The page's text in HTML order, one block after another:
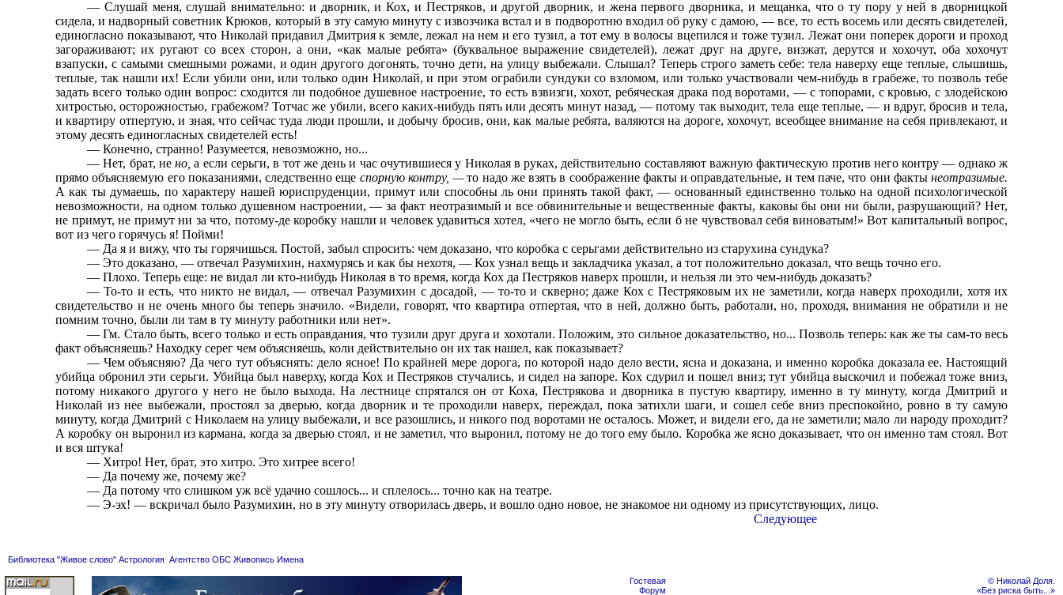
— Слушай меня, слушай внимательно: и дворник, и Кох, и Пестряков, и другой дворник, и жена первого дворника, и мещанка, что о ту пору у ней в дворницкой
сидела, и надворный советник Крюков, который в эту самую минуту с извозчика встал и в подворотню входил об руку с дамою, — все, то есть восемь или десять свидетелей,
единогласно показывают, что Николай придавил Дмитрия к земле, лежал на нем и его тузил, а тот ему в волосы вцепился и тоже тузил. Лежат они поперек дороги и проход
загораживают; их ругают со всех сторон, а они, «как малые ребята» (буквальное выражение свидетелей), лежат друг на друге, визжат, дерутся и хохочут, оба хохочут
взапуски, с самыми смешными рожами, и один другого догонять, точно дети, на улицу выбежали. Слышал? Теперь строго заметь себе: тела наверху еще теплые, слышишь,
теплые, так нашли их! Если убили они, или только один Николай, и при этом ограбили сундуки со взломом, или только участвовали чем-нибудь в грабеже, то позволь тебе
задать всего только один вопрос: сходится ли подобное душевное настроение, то есть взвизги, хохот, ребяческая драка под воротами, — с топорами, с кровью, с злодейскою
хитростью, осторожностью, грабежом? Тотчас же убили, всего каких-нибудь пять или десять минут назад, — потому так выходит, тела еще теплые, — и вдруг, бросив и тела,
и квартиру отпертую, и зная, что сейчас туда люди прошли, и добычу бросив, они, как малые ребята, валяются на дороге, хохочут, всеобщее внимание на себя привлекают, и
этому десять единогласных свидетелей есть!
— Конечно, странно! Разумеется, невозможно, но...
— Нет, брат, нено,а если серьги, в тот же день и час очутившиеся у Николая в руках, действительно составляют важную фактическую против него контру — однако ж
прямо объясняемую его показаниями, следственно еще спорную контру, —то надо же взять в соображение факты и оправдательные, и тем паче, что они факты неотразимые.
А как ты думаешь, по характеру нашей юриспруденции, примут или способны ль они принять такой факт, — основанный единственно только на одной психологической
невозможности, на одном только душевном настроении, — за факт неотразимый и все обвинительные и вещественные факты, каковы бы они ни были, разрушающий? Нет,
не примут, не примут ни за что, потому-де коробку нашли и человек удавиться хотел, «чего не могло быть, если б не чувствовал себя виноватым!» Вот капитальный вопрос,
вот из чего горячусь я! Пойми!
— Да я и вижу, что ты горячишься. Постой, забыл спросить: чем доказано, что коробка с серьгами действительно из старухина сундука?
— Это доказано, — отвечал Разумихин, нахмурясь и как бы нехотя, — Кох узнал вещь и закладчика указал, а тот положительно доказал, что вещь точно его.
— Плохо. Теперь еще: не видал ли кто-нибудь Николая в то время, когда Кох да Пестряков наверх прошли, и нельзя ли это чем-нибудь доказать?
— То-то и есть, что никто не видал, — отвечал Разумихин с досадой, — то-то и скверно; даже Кох с Пестряковым их не заметили, когда наверх проходили, хотя их
свидетельство и не очень много бы теперь значило. «Видели, говорят, что квартира отпертая, что в ней, должно быть, работали, но, проходя, внимания не обратили и не
помним точно, были ли там в ту минуту работники или нет».
— Гм. Стало быть, всего только и есть оправдания, что тузили друг друга и хохотали. Положим, это сильное доказательство, но... Позволь теперь: как же ты сам-то весь
факт объясняешь? Находку серег чем объясняешь, коли действительно он их так нашел, как показывает?
— Чем объясняю? Да чего тут объяснять: дело ясное! По крайней мере дорога, по которой надо дело вести, ясна и доказана, и именно коробка доказала ее. Настоящий
убийца обронил эти серьги. Убийца был наверху, когда Кох и Пестряков стучались, и сидел на запоре. Кох сдурил и пошел вниз; тут убийца выскочил и побежал тоже вниз,
потому никакого другого у него не было выхода. На лестнице спрятался он от Коха, Пестрякова и дворника в пустую квартиру, именно в ту минуту, когда Дмитрий и
Николай из нее выбежали, простоял за дверью, когда дворник и те проходили наверх, переждал, пока затихли шаги, и сошел себе вниз преспокойно, ровно в ту самую
минуту, когда Дмитрий с Николаем на улицу выбежали, и все разошлись, и никого под воротами не осталось. Может, и видели его, да не заметили; мало ли народу проходит?
А коробку он выронил из кармана, когда за дверью стоял, и не заметил, что выронил, потому не до того ему было. Коробка же ясно доказывает, что он именно там стоял. Вот
и вся штука!
— Хитро! Нет, брат, это хитро. Это хитрее всего!
— Да почему же, почему же?
— Да потому что слишком уж всё удачно сошлось... и сплелось... точно как на театре.
— Э-эх! — вскричал было Разумихин, но в эту минуту отворилась дверь, и вошло одно новое, не знакомое ни одному из присутствующих, лицо.
Следующее
Библиотека "Живое слово" Астрология Агентство ОБС Живопись Имена
Гостевая
Форум
© Николай Доля.
«Без риска быть...»